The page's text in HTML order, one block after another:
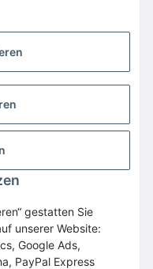
gestatten Sie
unserer Website:
Google Ads,
PayPal Express
:Hosting,